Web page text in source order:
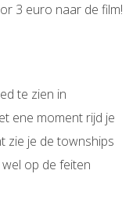
3 euro naar de film!
te zien in
ene moment rijd je
zie je de townships
op de feiten